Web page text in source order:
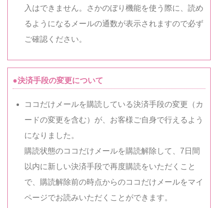
入はできません。さかのぼり機能を使う際に、読め
るようになるメールの通数が表示されますので必ず
ご確認ください。
●決済手段の変更について
ココだけメールを購読している決済手段の変更（カ
ードの変更を含む）が、お客様ご自身で行えるよう
になりました。
購読状態のココだけメールを購読解除して、7日間
以内に新しい決済手段で再度購読をいただくこと
で、購読解除前の時点からのココだけメールをマイ
ページでお読みいただくことができます。